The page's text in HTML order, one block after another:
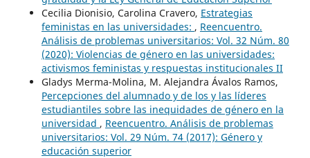
Cecilia Dionisio, Carolina Cravero, Estrategias
feministas en las universidades: , Reencuentro.
Análisis de problemas universitarios: Vol. 32 Núm. 80
(2020): Violencias de género en las universidades:
activismos feministas y respuestas institucionales II
Gladys Merma-Molina, M. Alejandra Ávalos Ramos,
Percepciones del alumnado y de los y las líderes
estudiantiles sobre las inequidades de género en la
universidad , Reencuentro. Análisis de problemas
universitarios: Vol. 29 Núm. 74 (2017): Género y
educación superior